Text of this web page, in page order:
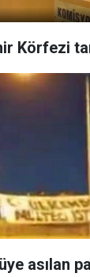
Körfezi
asılan